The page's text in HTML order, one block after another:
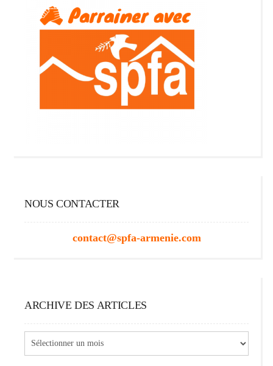
NOUS CONTACTER
contact@spfa-armenie.com
ARCHIVE DES ARTICLES
des